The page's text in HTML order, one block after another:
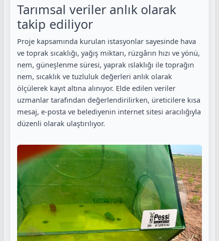
Tarımsal veriler anlık olarak
takip ediliyor
Proje kapsamında kurulan istasyonlar sayesinde hava
ve toprak sıcaklığı, yağış miktarı, rüzgârın hızı ve yönü,
nem, güneşlenme süresi, yaprak ıslaklığı ile toprağın
nem, sıcaklık ve tuzluluk değerleri anlık olarak
ölçülerek kayıt altına alınıyor. Elde edilen veriler
uzmanlar tarafından değerlendirilirken, üreticilere kısa
mesaj, e-posta ve belediyenin internet sitesi aracılığıyla
düzenli olarak ulaştırılıyor.